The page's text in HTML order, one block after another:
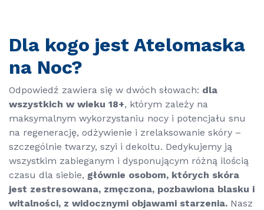
Dla kogo jest Atelomaska
na Noc?
Odpowiedź zawiera się w dwóch słowach: dla
wszystkich w wieku 18+, którym zależy na
maksymalnym wykorzystaniu nocy i potencjału snu
na regenerację, odżywienie i zrelaksowanie skóry –
szczególnie twarzy, szyi i dekoltu. Dedykujemy ją
wszystkim zabieganym i dysponującym różną ilością
czasu dla siebie, głównie osobom, których skóra
jest zestresowana, zmęczona, pozbawiona blasku i
witalności, z widocznymi objawami starzenia. Nasz